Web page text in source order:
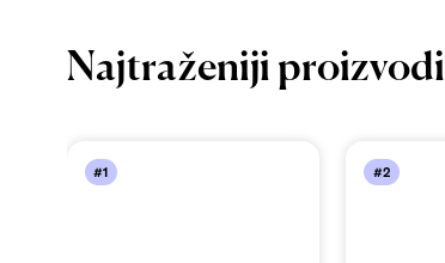
Najtraženiji proizvodi
#1 #2